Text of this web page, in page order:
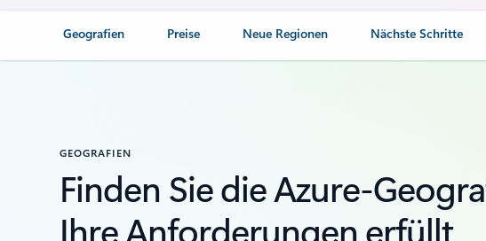
Geografien Preise Neue Regionen Nächste Schritte
GEOGRAFIEN
Finden Sie die Azure-
Ihre Anforderungen erfüllt